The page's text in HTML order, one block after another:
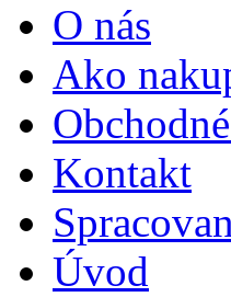
O nás
Ako
Kontakt
Úvod